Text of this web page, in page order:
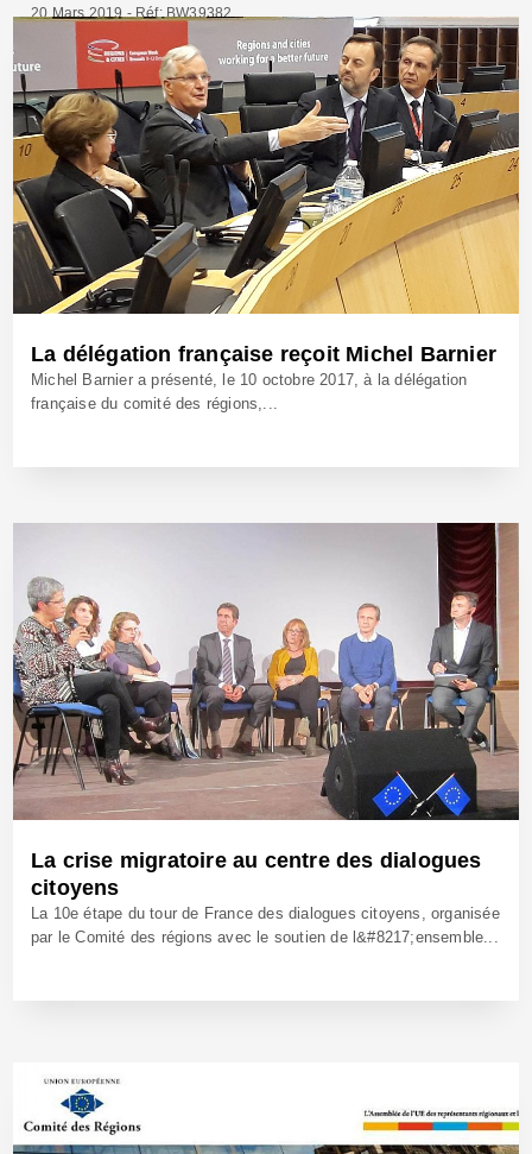
20 Mars 2019 - Réf: BW39382
La délégation française reçoit Michel Barnier
Michel Barnier a présenté, le 10 octobre 2017, à la délégation
française du comité des régions,...
10 Oct 2017 - Réf: BW24857
La crise migratoire au centre des dialogues
citoyens
La 10e étape du tour de France des dialogues citoyens, organisée
par le Comité des régions avec le soutien de l&#8217;ensemble...
14 Nov 2016 - Réf: BW24086